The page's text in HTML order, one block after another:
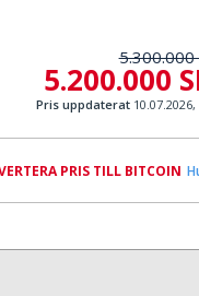
5.300.000
5.200.000
Pris uppdaterat 10.07.2026,
PRIS TILL BITCOIN